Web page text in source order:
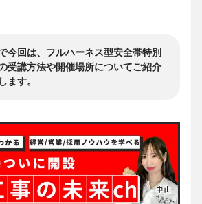
今回は、フルハーネス型安全帯特別
受講方法や開催場所についてご紹介
ます。